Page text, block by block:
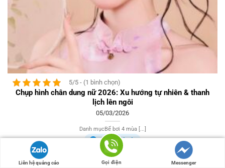
5/5 - (1 bình chọn)
Chụp hình chân dung nữ 2026: Xu hướng tự nhiên & thanh
lịch lên ngôi
05/03/2026
Danh mụcBể bơi 4 mùa [...]
Đã kiểm duyệt
Liên hệ quảng cáo Gọi điện Messenger